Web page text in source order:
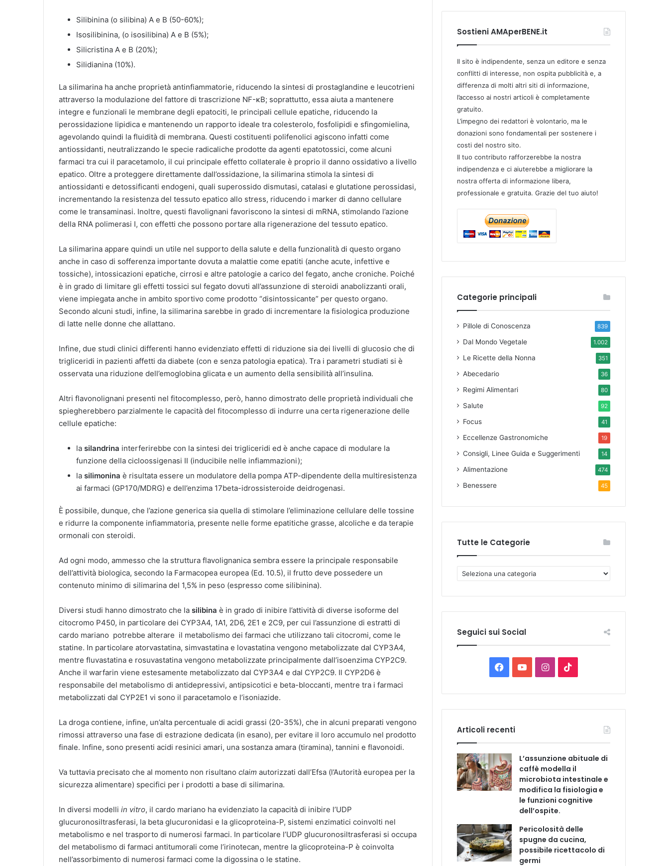
Silibinina (o silibina) A e B (50-60%);
Isosilibinina, (o isosilibina) A e B (5%);
Silicristina A e B (20%);
Silidianina (10%).
La silimarina ha anche proprietà antinfiammatorie, riducendo la sintesi di prostaglandine e leucotrieni
attraverso la modulazione del fattore di trascrizione NF-κB; soprattutto, essa aiuta a mantenere
integre e funzionali le membrane degli epatociti, le principali cellule epatiche, riducendo la
perossidazione lipidica e mantenendo un rapporto ideale tra colesterolo, fosfolipidi e sfingomielina,
agevolando quindi la fluidità di membrana. Questi costituenti polifenolici agiscono infatti come
antiossidanti, neutralizzando le specie radicaliche prodotte da agenti epatotossici, come alcuni
farmaci tra cui il paracetamolo, il cui principale effetto collaterale è proprio il danno ossidativo a livello
epatico. Oltre a proteggere direttamente dall’ossidazione, la silimarina stimola la sintesi di
antiossidanti e detossificanti endogeni, quali superossido dismutasi, catalasi e glutatione perossidasi,
incrementando la resistenza del tessuto epatico allo stress, riducendo i marker di danno cellulare
come le transaminasi. Inoltre, questi flavolignani favoriscono la sintesi di mRNA, stimolando l’azione
della RNA polimerasi I, con effetti che possono portare alla rigenerazione del tessuto epatico.
La silimarina appare quindi un utile nel supporto della salute e della funzionalità di questo organo
anche in caso di sofferenza importante dovuta a malattie come epatiti (anche acute, infettive e
tossiche), intossicazioni epatiche, cirrosi e altre patologie a carico del fegato, anche croniche. Poiché
è in grado di limitare gli effetti tossici sul fegato dovuti all’assunzione di steroidi anabolizzanti orali,
viene impiegata anche in ambito sportivo come prodotto “disintossicante” per questo organo.
Secondo alcuni studi, infine, la silimarina sarebbe in grado di incrementare la fisiologica produzione
di latte nelle donne che allattano.
Infine, due studi clinici differenti hanno evidenziato effetti di riduzione sia dei livelli di glucosio che di
trigliceridi in pazienti affetti da diabete (con e senza patologia epatica). Tra i parametri studiati si è
osservata una riduzione dell’emoglobina glicata e un aumento della sensibilità all’insulina.
Altri flavonolignani presenti nel fitocomplesso, però, hanno dimostrato delle proprietà individuali che
spiegherebbero parzialmente le capacità del fitocomplesso di indurre una certa rigenerazione delle
cellule epatiche:
la silandrina interferirebbe con la sintesi dei trigliceridi ed è anche capace di modulare la
funzione della cicloossigenasi II (inducibile nelle infiammazioni);
la silimonina è risultata essere un modulatore della pompa ATP-dipendente della multiresistenza
ai farmaci (GP170/MDRG) e dell’enzima 17beta-idrossisteroide deidrogenasi.
È possibile, dunque, che l’azione generica sia quella di stimolare l’eliminazione cellulare delle tossine
e ridurre la componente infiammatoria, presente nelle forme epatitiche grasse, alcoliche e da terapie
ormonali con steroidi.
Ad ogni modo, ammesso che la struttura flavolignanica sembra essere la principale responsabile
dell’attività biologica, secondo la Farmacopea europea (Ed. 10.5), il frutto deve possedere un
contenuto minimo di silimarina del 1,5% in peso (espresso come silibinina).
Diversi studi hanno dimostrato che la silibina è in grado di inibire l’attività di diverse isoforme del
citocromo P450, in particolare dei CYP3A4, 1A1, 2D6, 2E1 e 2C9, per cui l’assunzione di estratti di
cardo mariano potrebbe alterare il metabolismo dei farmaci che utilizzano tali citocromi, come le
statine. In particolare atorvastatina, simvastatina e lovastatina vengono metabolizzate dal CYP3A4,
mentre fluvastatina e rosuvastatina vengono metabolizzate principalmente dall’isoenzima CYP2C9.
Anche il warfarin viene estesamente metabolizzato dal CYP3A4 e dal CYP2C9. Il CYP2D6 è
responsabile del metabolismo di antidepressivi, antipsicotici e beta-bloccanti, mentre tra i farmaci
metabolizzati dal CYP2E1 vi sono il paracetamolo e l’isoniazide.
La droga contiene, infine, un’alta percentuale di acidi grassi (20-35%), che in alcuni preparati vengono
rimossi attraverso una fase di estrazione dedicata (in esano), per evitare il loro accumulo nel prodotto
finale. Infine, sono presenti acidi resinici amari, una sostanza amara (tiramina), tannini e flavonoidi.
Va tuttavia precisato che al momento non risultano claim autorizzati dall’Efsa (l’Autorità europea per la
sicurezza alimentare) specifici per i prodotti a base di silimarina.
In diversi modelli in vitro, il cardo mariano ha evidenziato la capacità di inibire l’UDP
glucuronosiltrasferasi, la beta glucuronidasi e la glicoproteina-P, sistemi enzimatici coinvolti nel
metabolismo e nel trasporto di numerosi farmaci. In particolare l’UDP glucuronosiltrasferasi si occupa
del metabolismo di farmaci antitumorali come l’irinotecan, mentre la glicoproteina-P è coinvolta
nell’assorbimento di numerosi farmaci come la digossina o le statine.
Sostieni AMAperBENE.it
Il sito è indipendente, senza un editore e senza
conflitti di interesse, non ospita pubblicità e, a
differenza di molti altri siti di informazione,
l’accesso ai nostri articoli è completamente
gratuito.
L’impegno dei redattori è volontario, ma le
donazioni sono fondamentali per sostenere i
costi del nostro sito.
Il tuo contributo rafforzerebbe la nostra
indipendenza e ci aiuterebbe a migliorare la
nostra offerta di informazione libera,
professionale e gratuita. Grazie del tuo aiuto!
Categorie principali
Pillole di Conoscenza 839
Dal Mondo Vegetale 1.002
Le Ricette della Nonna 351
Abecedario 36
Regimi Alimentari 80
Salute 92
Focus 41
Eccellenze Gastronomiche 19
Consigli, Linee Guida e Suggerimenti 14
Alimentazione 474
Benessere 45
Tutte le Categorie
u
e
e
C
o
e
Seguici sui Social
c
e
b
o
o
u
u
b
e
I
s
a
g
r
a
m
k
o
k
Articoli recenti
L’assunzione abituale di
caffè modella il
microbiota intestinale e
modifica la fisiologia e
le funzioni cognitive
dell’ospite.
Pericolosità delle
spugne da cucina,
possibile ricettacolo di
germi